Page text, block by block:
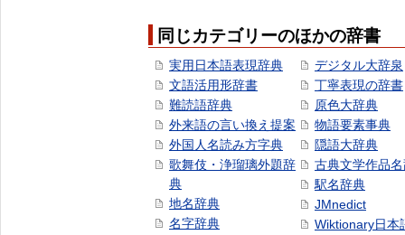
同じカテゴリーのほかの辞書
実用日本語表現辞典
文語活用形辞書
難読語辞典
外来語の言い換え提案
外国人名読み方字典
歌舞伎・浄瑠璃外題辞
典
地名辞典
名字辞典
デジタル大辞泉
丁寧表現の辞書
原色大辞典
物語要素事典
隠語大辞典
古典文学作品
駅名辞典
JMnedict
Wiktionary日本